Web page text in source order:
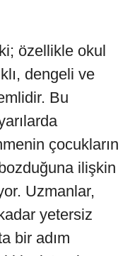
özellikle okul
dengeli ve
Bu
çocukların
ilişkin
Uzmanlar,
yetersiz
bir adım